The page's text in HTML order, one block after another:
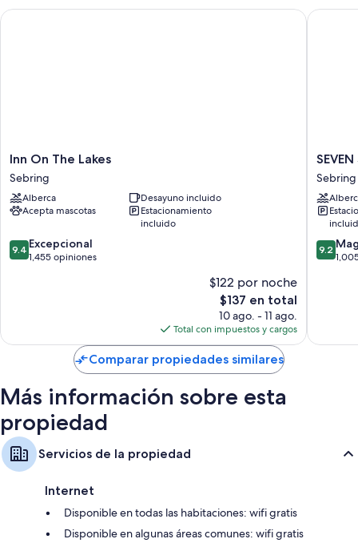
Café o té en el lobby, no se permite fumar en la propiedad y caja de
Otros de los servicios que también encontrarás en las habitaciones
incluyen:
Baños con tinas o regaderas y amenidades de baño gratuitas
Televisiones LCD de 55 pulgadas con canales de televisión premium
Refrigeradores, cunas o camas infantiles y calefacción
Inn
On
The
Lakes
Sebring
Inn On The Lakes
Sebring
Alberca
Desayuno incluido
Acepta mascotas
Estacionamiento
incluido
9.4
de
9.4 Excepcional
1,455 opiniones
$122 por noche
El
precio
actual
es
de
$137
$137 en total
10 ago. - 11 ago.
Total con impuestos y cargos
Inn On The Lakes
SEVEN
Sebring
Hotel
Sebring
Sebring
9.2
de
9.2
SEVEN
Comparar propiedades similares
Más información sobre esta
propiedad
Servicios de la propiedad
Internet
Disponible en todas las habitaciones: wifi gratis
Disponible en algunas áreas comunes: wifi gratis